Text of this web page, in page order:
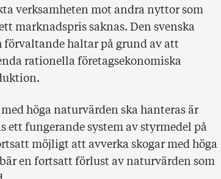
verksamheten mot andra nyttor som
marknadspris saknas. Den svenska
förvaltande haltar på grund av att
rationella företagsekonomiska
höga naturvärden ska hanteras är
ett fungerande system av styrmedel på
möjligt att avverka skogar med höga
en fortsatt förlust av naturvärden som